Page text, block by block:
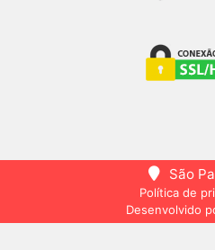
São
Política de
Desenvolvido